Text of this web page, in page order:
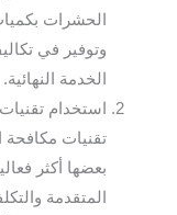
الحشرات
وتوفير في
الخدمة النهائية.
استخدام
تقنيات
بعضها أكثر
المتقدمة